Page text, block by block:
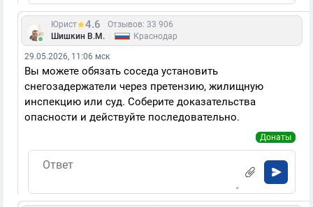
Юрист 4.6
Отзывов: 33 906
Шишкин В.М.
Краснодар
29.05.2026, 11:06 мск
Вы можете обязать соседа установить
снегозадержатели через претензию, жилищную
инспекцию или суд. Соберите доказательства
опасности и действуйте последовательно.
Донаты